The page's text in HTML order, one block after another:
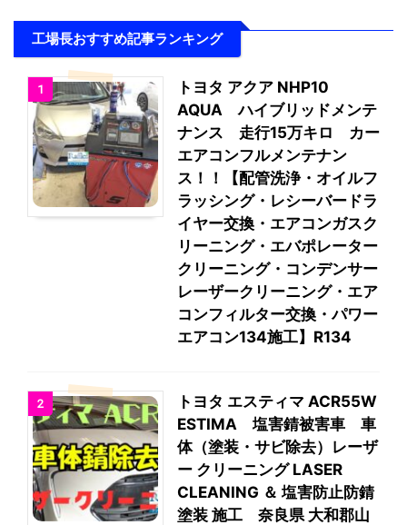
工場長おすすめ記事ランキング
1
トヨタ アクア NHP10
AQUA ハイブリッドメンテ
ナンス 走行15万キロ カー
エアコンフルメンテナン
ス！！【配管洗浄・オイルフ
ラッシング・レシーバードラ
イヤー交換・エアコンガスク
リーニング・エバポレーター
クリーニング・コンデンサー
レーザークリーニング・エア
コンフィルター交換・パワー
エアコン134施工】R134
2
トヨタ エスティマ ACR55W
ESTIMA 塩害錆被害車 車
体（塗装・サビ除去）レーザ
ー クリーニング LASER
CLEANING ＆ 塩害防止防錆
塗装 施工 奈良県 大和郡山